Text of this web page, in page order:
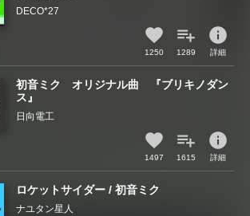
DECO*27
1250 1289
info
詳細
初音ミク オリジナル曲 『ブリキノダン
ス』
日向電工
1497 1615
info
詳細
ロケットサイダー / 初音ミク
ナユタン星人